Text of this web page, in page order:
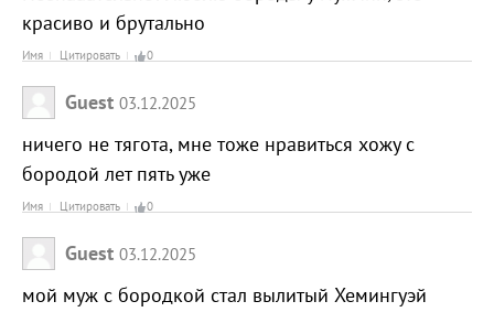
красиво и брутально
Имя Цитировать 0
Guest 03.12.2025
ничего не тягота, мне тоже нравиться хожу с
бородой лет пять уже
Имя Цитировать 0
Guest 03.12.2025
мой муж с бородкой стал вылитый Хемингуэй